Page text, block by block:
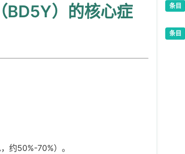
静脉循环所致的反常性栓塞、真菌
全身性毛细血管渗漏综合征]、
BD5Y）的核心症
约50%-70%）。
条目
条目